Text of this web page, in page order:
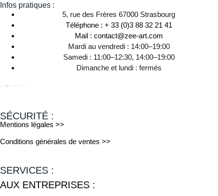
Infos pratiques :
5, rue des Frères 67000 Strasbourg
Téléphone : + 33 (0)3 88 32 21 41
Mail : contact@zee-art.com
Mardi au vendredi : 14:00–19:00
Samedi : 11:00–12:30, 14:00–19:00
Dimanche et lundi : fermés
SÉCURITÉ :
Mentions légales >>
Conditions générales de ventes >>
SERVICES :
AUX ENTREPRISES :